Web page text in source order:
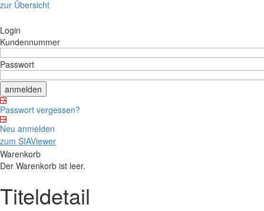
zur Übersicht
Login
Kundennummer
Passwort
Passwort vergessen?
Neu anmelden
zum SIAViewer
Warenkorb
Der Warenkorb ist leer.
Titeldetail